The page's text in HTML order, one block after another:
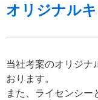
オリジナル
当社考案のオリジナ
おります。
また、ライセンシー